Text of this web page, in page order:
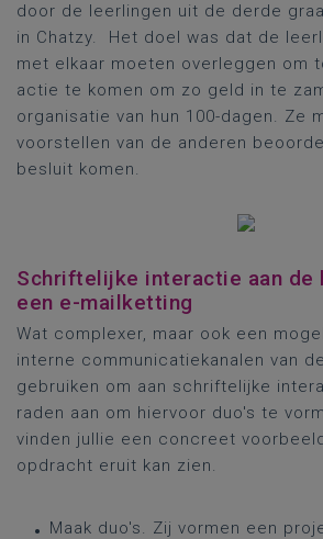
door de leerlingen uit de derde
in Chatzy. Het doel was dat de
met elkaar moeten overleggen om
actie te komen om zo geld in te
organisatie van hun 100-dagen. Ze
voorstellen van de anderen
besluit komen.
Schriftelijke interactie aan de
een e-mailketting
Wat complexer, maar ook een
interne communicatiekanalen van
gebruiken om aan schriftelijke
raden aan om hiervoor duo's te
vinden jullie een concreet
opdracht eruit kan zien.
Maak duo's. Zij vormen een